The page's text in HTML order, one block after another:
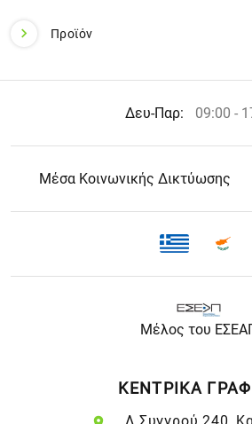
Προϊόν
Δευ-Παρ: 09:00 -
Μέσα Κοινωνικής Δικτύωσης
Μέλος του
ΚΕΝΤΡΙΚΑ